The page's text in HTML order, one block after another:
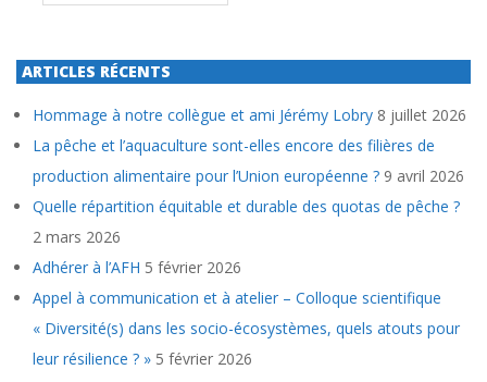
ARTICLES RÉCENTS
Hommage à notre collègue et ami Jérémy Lobry 8 juillet 2026
La pêche et l’aquaculture sont-elles encore des filières de
production alimentaire pour l’Union européenne ? 9 avril 2026
Quelle répartition équitable et durable des quotas de pêche ?
2 mars 2026
Adhérer à l’AFH 5 février 2026
Appel à communication et à atelier – Colloque scientifique
« Diversité(s) dans les socio-écosystèmes, quels atouts pour
leur résilience ? » 5 février 2026